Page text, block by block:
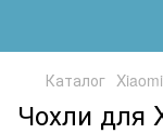
Каталог Xiaomi
Чохли для